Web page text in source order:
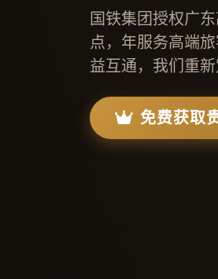
国铁集团授权广
点，年服务高端
益互通，我们重
免费获取